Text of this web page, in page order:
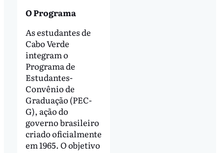
O Programa
As estudantes de
Cabo Verde
integram o
Programa de
Estudantes-
Convênio de
Graduação (PEC-
G), ação do
governo brasileiro
criado oficialmente
em 1965. O objetivo